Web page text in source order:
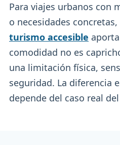
Para viajes urbanos con
o necesidades
turismo accesible
comodidad no es
una limitación física,
seguridad. La diferencia
depende del caso real